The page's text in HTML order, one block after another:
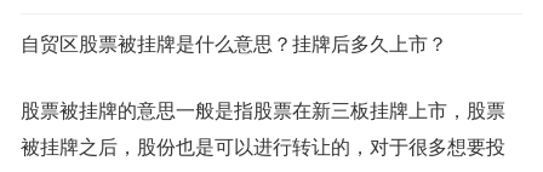
自贸区股票被挂牌是什么意思？挂牌后多久上市？
股票被挂牌的意思一般是指股票在新三板挂牌上市，股票
被挂牌之后，股份也是可以进行转让的，对于很多想要投